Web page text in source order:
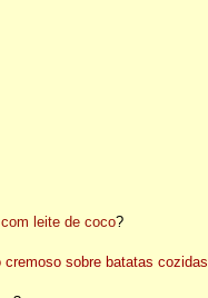
leite de coco?
cremoso sobre batatas cozidas